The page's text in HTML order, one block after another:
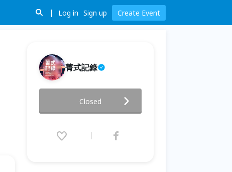
Log in Sign up Create Event
菁式記錄
進入主線重寫階段：你還沒過
期，只是劇情進入高能段落〈覺
2025.12.28 (Sun) 13:30 - 14:30
Closed